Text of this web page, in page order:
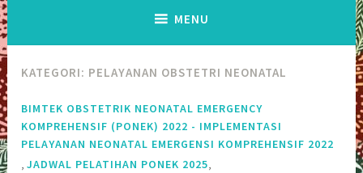
MENU
KATEGORI: PELAYANAN OBSTETRI NEONATAL
BIMTEK OBSTETRIK NEONATAL EMERGENCY
KOMPREHENSIF (PONEK) 2022 - IMPLEMENTASI
PELAYANAN NEONATAL EMERGENSI KOMPREHENSIF 2022
,JADWAL PELATIHAN PONEK 2025,